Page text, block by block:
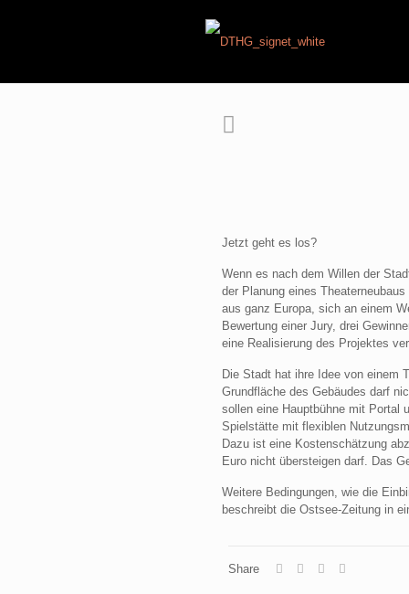
Jetzt geht es los?
Wenn es nach dem Willen der
der Planung eines
aus ganz Europa, sich an einem
Bewertung einer Jury, drei
eine Realisierung des Projektes
Die Stadt hat ihre Idee von einem
Grundfläche des Gebäudes darf
sollen eine Hauptbühne mit Portal
Spielstätte mit flexiblen
Dazu ist eine Kostenschätzung
Euro nicht übersteigen darf. Das
Weitere Bedingungen, wie die
beschreibt die Ostsee-Zeitung in
Share